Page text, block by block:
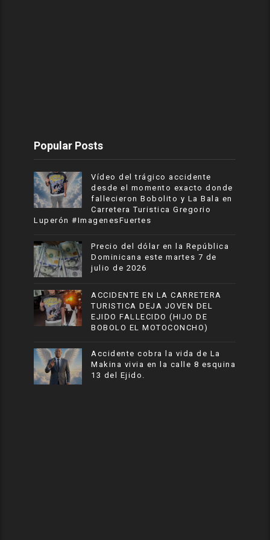
Popular Posts
Vídeo del trágico accidente
desde el momento exacto donde
fallecieron Bobolito y La Bala en
Carretera Turistica Gregorio
Luperón #ImagenesFuertes
Precio del dólar en la República
Dominicana este martes 7 de
julio de 2026
ACCIDENTE EN LA CARRETERA
TURISTICA DEJA JOVEN DEL
EJIDO FALLECIDO (HIJO DE
BOBOLO EL MOTOCONCHO)
Accidente cobra la vida de La
Makina vivia en la calle 8 esquina
13 del Ejido.